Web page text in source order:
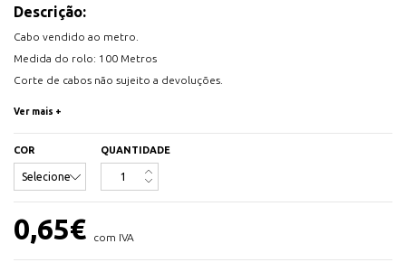
Descrição:
Cabo vendido ao metro.
Medida do rolo: 100 Metros
Corte de cabos não sujeito a devoluções.
Estes cabos são indicados para instalações móveis no interior e para
eletrodomésticos com força mecânica média, sendo a sua principal
utilização as aplicações domésticas. Normas de refêrencia: UNE-EN 50525-
Ver mais +
COR QUANTIDADE
0,65€ com IVA